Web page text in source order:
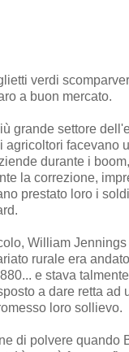
verdi
a buon mercato.
grande settore
agricoltori facevano
durante i
la correzione,
prestato loro i
William
rurale era
e stava
a dare retta ad
loro sollievo.
di polvere quando